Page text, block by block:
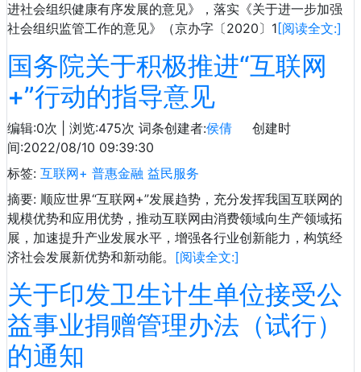
进社会组织健康有序发展的意见》，落实《关于进一步加强
社会组织监管工作的意见》（京办字〔2020〕1 [阅读全文:]
国务院关于积极推进“互联网
+”行动的指导意见
编辑:0次 | 浏览:475次 词条创建者:侯倩 创建时
间:2022/08/10 09:39:30
标签: 互联网+ 普惠金融 益民服务
摘要: 顺应世界“互联网+”发展趋势，充分发挥我国互联网的
规模优势和应用优势，推动互联网由消费领域向生产领域拓
展，加速提升产业发展水平，增强各行业创新能力，构筑经
济社会发展新优势和新动能。 [阅读全文:]
关于印发卫生计生单位接受公
益事业捐赠管理办法（试行）
的通知